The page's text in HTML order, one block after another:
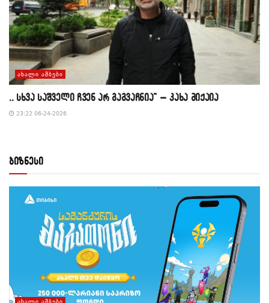
ᲐᲮᲐᲚᲘ ᲐᲛᲑᲔᲑᲘ
,, სხვა საშველი ჩვენ არ გაგვაჩნია” – კახა მიქაია
23:22 06-24-2026
ბიზნესი
ᲐᲮᲐᲚᲘ ᲐᲛᲑᲔᲑᲘ